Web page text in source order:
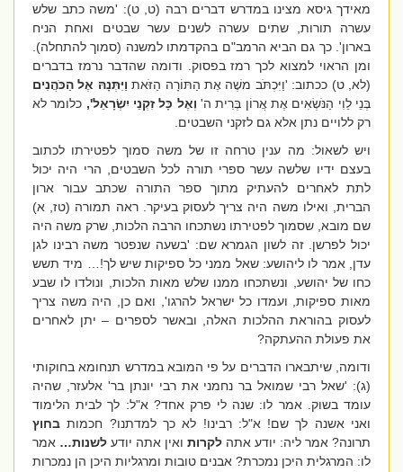
מאידך גיסא מצינו במדרש דברים רבה (ט, ט): 'משה כתב שלש
עשרה תורות, שתים עשרה לשנים עשר שבטים ואחת הניח
בארון'. כך גם הביא הרמב"ם בהקדמתו למשנה (סמוך להתחלה).
ומן הראוי למצוא לכך רמז בפסוק. ודומה שהדבר נרמז בדברים
(לא, ט) ככתוב: 'וַיִּכְתֹּב משֶׁה אֶת הַתּוֹרָה הַזֹּאתוַיִּתְּנָהּ אֶל הַכֹּהֲנִים
בְּנֵי לֵוִי הַנֹּשְׂאִים אֶת אֲרוֹן בְּרִית ה'וְאֶל כָּל זִקְנֵי יִשְׂרָאֵל',כלומר לא
רק ללויים נתן אלא גם לזקני השבטים.
ויש לשאול: מה ענין טרחה זו של משה סמוך לפטירתו לכתוב
בעצם ידיו שלשה עשר ספרי תורה לכל השבטים, הרי היה יכול
לתת לאחרים להעתיק מתוך ספר התורה שכתב עבור ארון
הברית, ואילו משה היה צריך לעסוק בעיקר. ראה תמורה (טז, א)
שם מובא, שסמוך לפטירתו נשתכחו הרבה הלכות, שרק משה היה
יכול לפרשן. זה לשון הגמרא שם: 'בשעה שנפטר משה רבינו לגן
עדן, אמר לו ליהושע: שאל ממני כל ספיקות שיש לך!… מיד תשש
כחו של יהושע, ונשתכחו ממנו שלש מאות הלכות, ונולדו לו שבע
מאות ספיקות, ועמדו כל ישראל להרגו', ואם כן, היה משה צריך
לעסוק בהוראת ההלכות האלה, ובאשר לספרים – יתן לאחרים
את פעולת ההעתקה?
ודומה, שיתבארו הדברים על פי המובא במדרש תנחומא בחוקותי
(ג): 'שאל רבי שמואל בר נחמני את רבי יונתן בר' אלעזר, שהיה
עומד בשוק. אמר לו: שנה לי פרק אחד? א"ל: לך לבית הלימוד
ואני אשנה לך שם! א"ל: רבינו! לא כך למדתנו? חכמותבחוץ
תרונה? אמר ליה: יודע אתהלקרותואין אתה יודעלשנות…אמר
לו: המרגלית היכן נמכרת? אבנים טובות ומרגליות היכן הן נמכרות